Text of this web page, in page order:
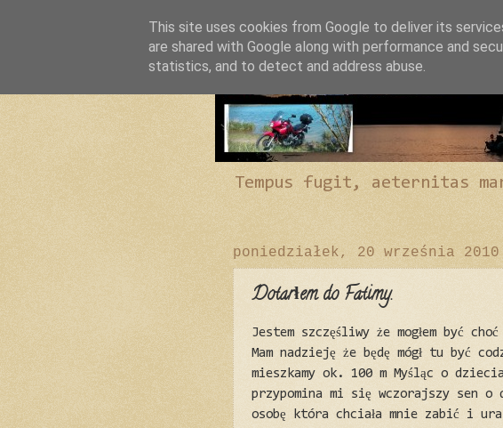
Tempus fugit, aeternitas
poniedziałek, 20 września 2010
Dotarłem do Fatimy.
Jestem szczęśliwy że mogłem być
Mam nadzieję że będę mógł tu być
mieszkamy ok. 100 m Myśląc o
przypomina mi się wczorajszy sen
osobę która chciała mnie zabić i
This site uses cookies from Google to deliver its
are shared with Google along with performance and
statistics, and to detect and address abuse.